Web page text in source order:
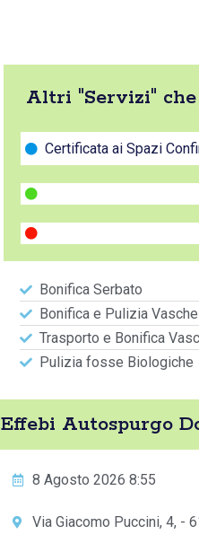
Altri "Servizi"
Certificata ai Spazi
Bonifica Serbato
Bonifica e Pulizia
Trasporto e Bonifica
Pulizia fosse Biologiche
Effebi Autospurgo
8 Agosto 2026 8:55
Via Giacomo Puccini, 4, -